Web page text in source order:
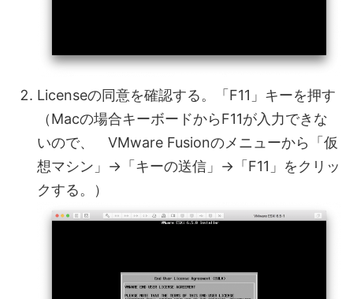
Licenseの同意を確認する。「F11」キーを押す
（Macの場合キーボードからF11が入力できな
いので、 VMware Fusionのメニューから「仮
想マシン」→「キーの送信」→「F11」をクリッ
クする。）